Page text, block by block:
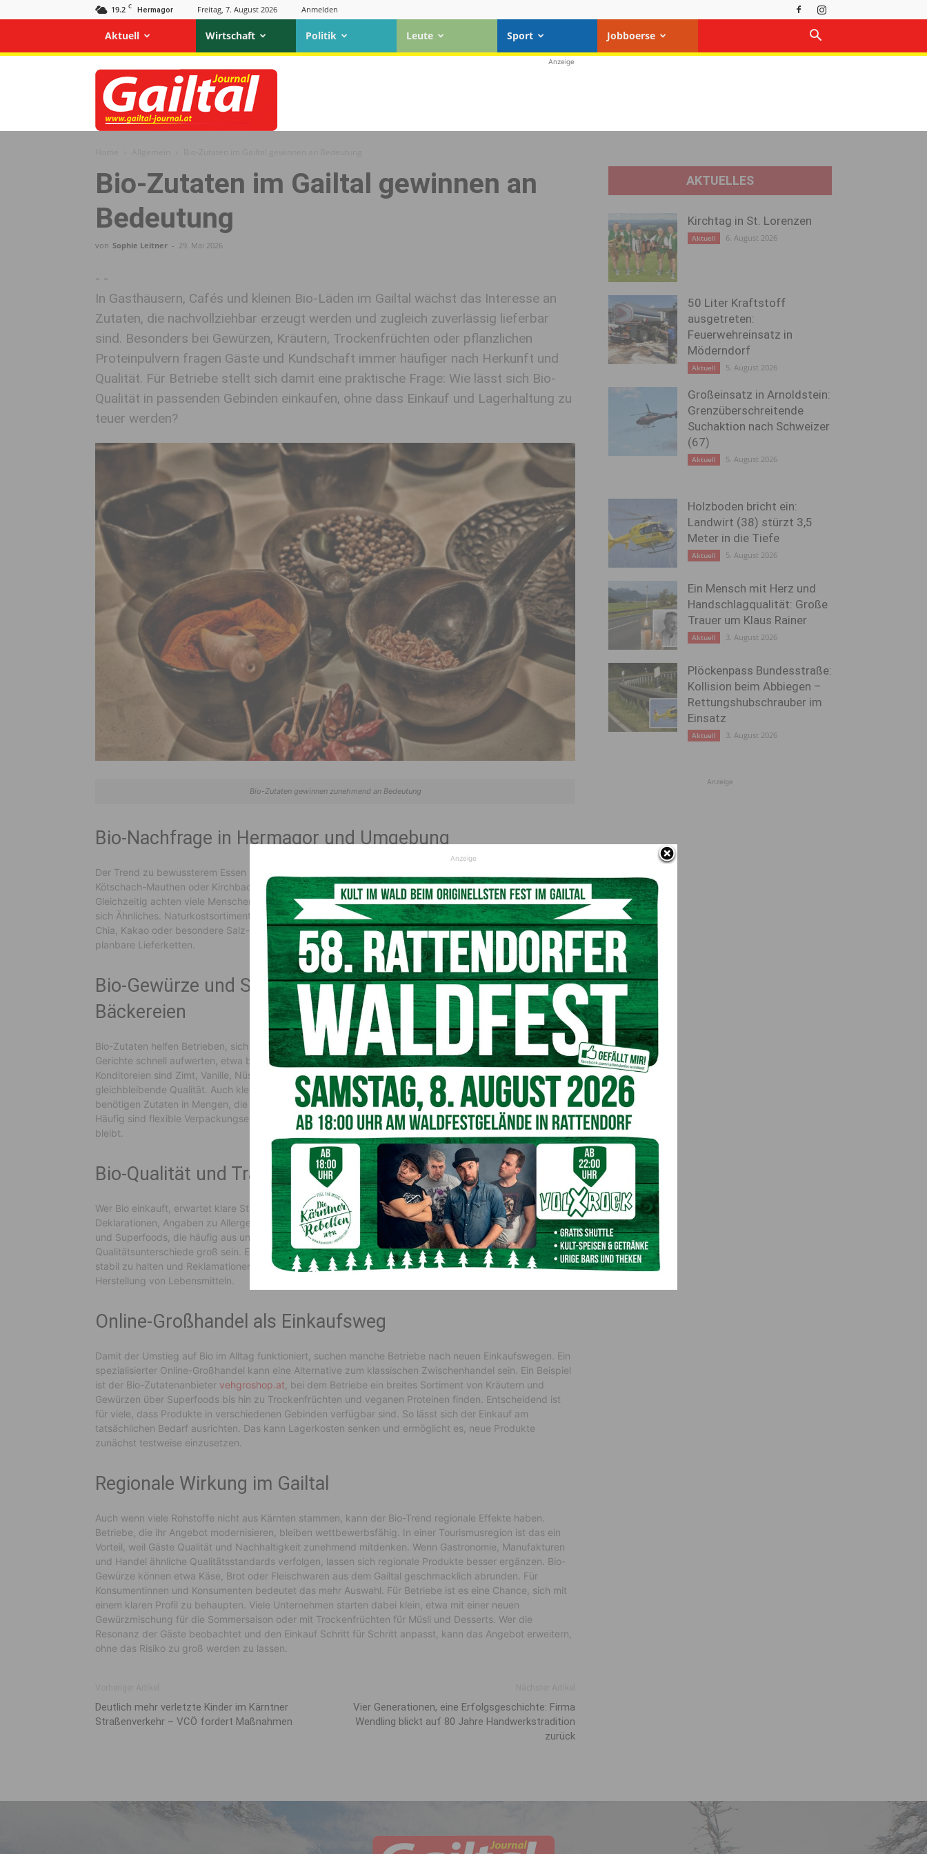
19.2 C Hermagor Freitag, 7. August 2026 Anmelden
Aktuell Wirtschaft Politik Leute Sport Jobboerse
Gailtal
Journal
Anzeige
Bio-Zutaten im Gailtal gewinnen an
Bedeutung
von Sophie Leitner - 29. Mai 2026
- -
In Gasthäusern, Cafés und kleinen Bio-Läden im Gailtal wächst das Interesse an
Zutaten, die nachvollziehbar erzeugt werden und zugleich zuverlässig lieferbar
sind. Besonders bei Gewürzen, Kräutern, Trockenfrüchten oder pflanzlichen
Proteinpulvern fragen Gäste und Kundschaft immer häufiger nach Herkunft und
Qualität. Für Betriebe stellt sich damit eine praktische Frage: Wie lässt sich Bio-
Qualität in passenden Gebinden einkaufen, ohne dass Einkauf und Lagerhaltung zu
teuer werden?
Bio-Zutaten gewinnen zunehmend an Bedeutung
Bio-Nachfrage in Hermagor und Umgebung
Der Trend zu bewussterem Essen ist längst nicht mehr nur ein Stadtthema. Auch in Orten wie Hermagor,
Kötschach-Mauthen oder Kirchbach werden vegetarische und vegane Optionen stärker nachgefragt.
Gleichzeitig achten viele Menschen auf kurze Zutatenlisten und einen klaren Geschmack. Im Handel zeigt
sich Ähnliches. Naturkostsortimente werden breiter, und kleinere Geschäfte führen vermehrt Produkte wie
Chia, Kakao oder besondere Salz- und Pfeffersorten. Wer sein Sortiment aktuell halten will, braucht
planbare Lieferketten.
Bio-Gewürze und Superfoods für Gastronomie und
Bäckereien
Bio-Zutaten helfen Betrieben, sich klar zu positionieren. In der Gastronomie können Kräuter und Gewürze
Gerichte schnell aufwerten, etwa bei Suppen, Saucen oder vegetarischen Bowls. In Bäckereien und
Konditoreien sind Zimt, Vanille, Nüsse, Trockenfrüchte und Kakao entscheidend für Aroma und
gleichbleibende Qualität. Auch kleine Produzenten, zum Beispiel für Granola, Riegel oder Aufstriche,
benötigen Zutaten in Mengen, die zur Produktion passen. Nicht jeder Betrieb braucht Palettenware.
Häufig sind flexible Verpackungseinheiten und Staffelpreise wichtiger, damit der Einkauf wirtschaftlich
bleibt.
Bio-Qualität und Transparenz im Einkauf
Wer Bio einkauft, erwartet klare Standards. Für Unternehmerinnen und Unternehmer zählen verständliche
Deklarationen, Angaben zu Allergenen sowie Hinweise zu Lagerung und Haltbarkeit. Gerade bei Gewürzen
und Superfoods, die häufig aus unterschiedlichen Ursprungsländern stammen, können
Qualitätsunterschiede groß sein. Einheitliche Spezifikationen sind deshalb wichtig. Sie helfen, Rezepte
stabil zu halten und Reklamationen zu vermeiden. Das ist in der Gastronomie genauso relevant wie in der
Herstellung von Lebensmitteln.
Online-Großhandel als Einkaufsweg
Damit der Umstieg auf Bio im Alltag funktioniert, suchen manche Betriebe nach neuen Einkaufswegen. Ein
spezialisierter Online-Großhandel kann eine Alternative zum klassischen Zwischenhandel sein. Ein Beispiel
ist der Bio-Zutatenanbieter vehgroshop.at , bei dem Betriebe ein breites Sortiment von Kräutern und
Gewürzen über Superfoods bis hin zu Trockenfrüchten und veganen Proteinen finden. Entscheidend ist
für viele, dass Produkte in verschiedenen Gebinden verfügbar sind. So lässt sich der Einkauf am
tatsächlichen Bedarf ausrichten. Das kann Lagerkosten senken und ermöglicht es, neue Produkte
zunächst testweise einzusetzen.
Regionale Wirkung im Gailtal
Auch wenn viele Rohstoffe nicht aus Kärnten stammen, kann der Bio-Trend regionale Effekte haben.
Betriebe, die ihr Angebot modernisieren, bleiben wettbewerbsfähig. In einer Tourismusregion ist das ein
Vorteil, weil Gäste Qualität und Nachhaltigkeit zunehmend mitdenken. Wenn Gastronomie, Manufakturen
und Handel ähnliche Qualitätsstandards verfolgen, lassen sich regionale Produkte besser ergänzen. Bio-
Gewürze können etwa Käse, Brot oder Fleischwaren aus dem Gailtal geschmacklich abrunden. Für
Konsumentinnen und Konsumenten bedeutet das mehr Auswahl. Für Betriebe ist es eine Chance, sich mit
einem klaren Profil zu behaupten. Viele Unternehmen starten dabei klein, etwa mit einer neuen
Gewürzmischung für die Sommersaison oder mit Trockenfrüchten für Müsli und Desserts. Wer die
Resonanz der Gäste beobachtet und den Einkauf Schritt für Schritt anpasst, kann das Angebot erweitern,
ohne das Risiko zu groß werden zu lassen.
Deutlich mehr verletzte Kinder im Kärntner
Straßenverkehr – VCÖ fordert Maßnahmen
Vier Generationen, eine Erfolgsgeschichte: Firma
Wendling blickt auf 80 Jahre Handwerkstradition
zurück
AKTUELLES
Kirchtag in St. Lorenzen
Aktuell 6. August 2026
50 Liter Kraftstoff
ausgetreten:
Feuerwehreinsatz in
Möderndorf
Aktuell 5. August 2026
Großeinsatz in Arnoldstein:
Grenzüberschreitende
Suchaktion nach Schweizer
(67)
Aktuell 5. August 2026
Holzboden bricht ein:
Landwirt (38) stürzt 3,5
Meter in die Tiefe
Aktuell 5. August 2026
Ein Mensch mit Herz und
Handschlagqualität: Große
Trauer um Klaus Rainer
Aktuell 3. August 2026
Plöckenpass Bundesstraße:
Kollision beim Abbiegen –
Rettungshubschrauber im
Einsatz
Aktuell 3. August 2026
Anzeige
Anzeige